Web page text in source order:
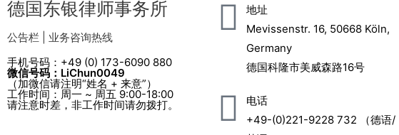
德国东银律师事务所
公告栏 | 业务咨询热线
手机号码：+49 (0) 173-6090 880
微信号码：LiChun0049
（加微信请注明“姓名 + 来意”）
工作时间：周一 ~ 周五 9:00-18:00
请注意时差，非工作时间请勿拨打。
地址
Mevissenstr. 16, 50668 Köln,
Germany
德国科隆市美威森路16号
电话
+49-(0)221-9228 732 （德语/